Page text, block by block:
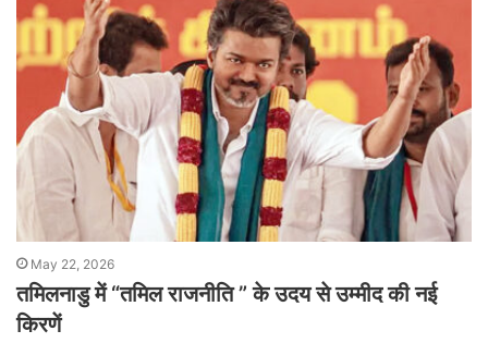
May 22, 2026
तमिलनाडु में “तमिल राजनीति ” के उदय से उम्मीद की नई
किरणें